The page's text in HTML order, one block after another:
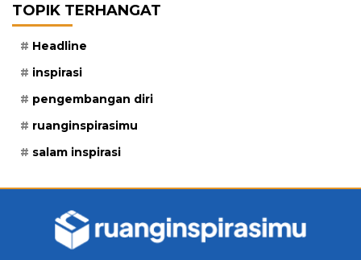
TOPIK TERHANGAT
Headline
inspirasi
pengembangan diri
ruanginspirasimu
salam inspirasi